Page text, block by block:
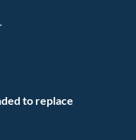
to replace